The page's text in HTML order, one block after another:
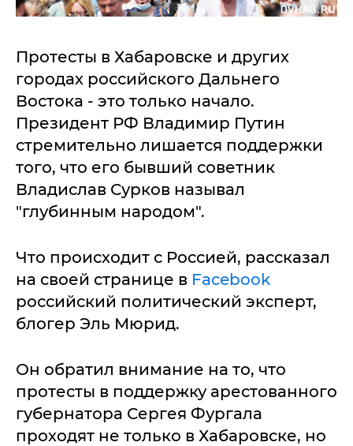
Протесты в Хабаровске и других
городах российского Дальнего
Востока - это только начало.
Президент РФ Владимир Путин
стремительно лишается поддержки
того, что его бывший советник
Владислав Сурков называл
"глубинным народом".
Что происходит с Россией, рассказал
на своей странице в Facebook
российский политический эксперт,
блогер Эль Мюрид.
Он обратил внимание на то, что
протесты в поддержку арестованного
губернатора Сергея Фургала
проходят не только в Хабаровске, но